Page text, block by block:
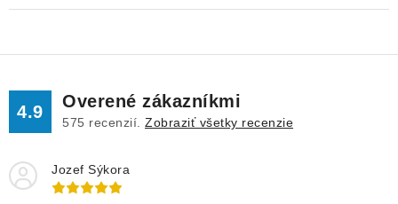
4.9
Overené zákazníkmi
575 recenzií. Zobraziť všetky recenzie
Jozef Sýkora